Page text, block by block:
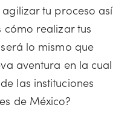
tu proceso así
cómo realizar tus
lo mismo que
aventura en la cual
las instituciones
de México?